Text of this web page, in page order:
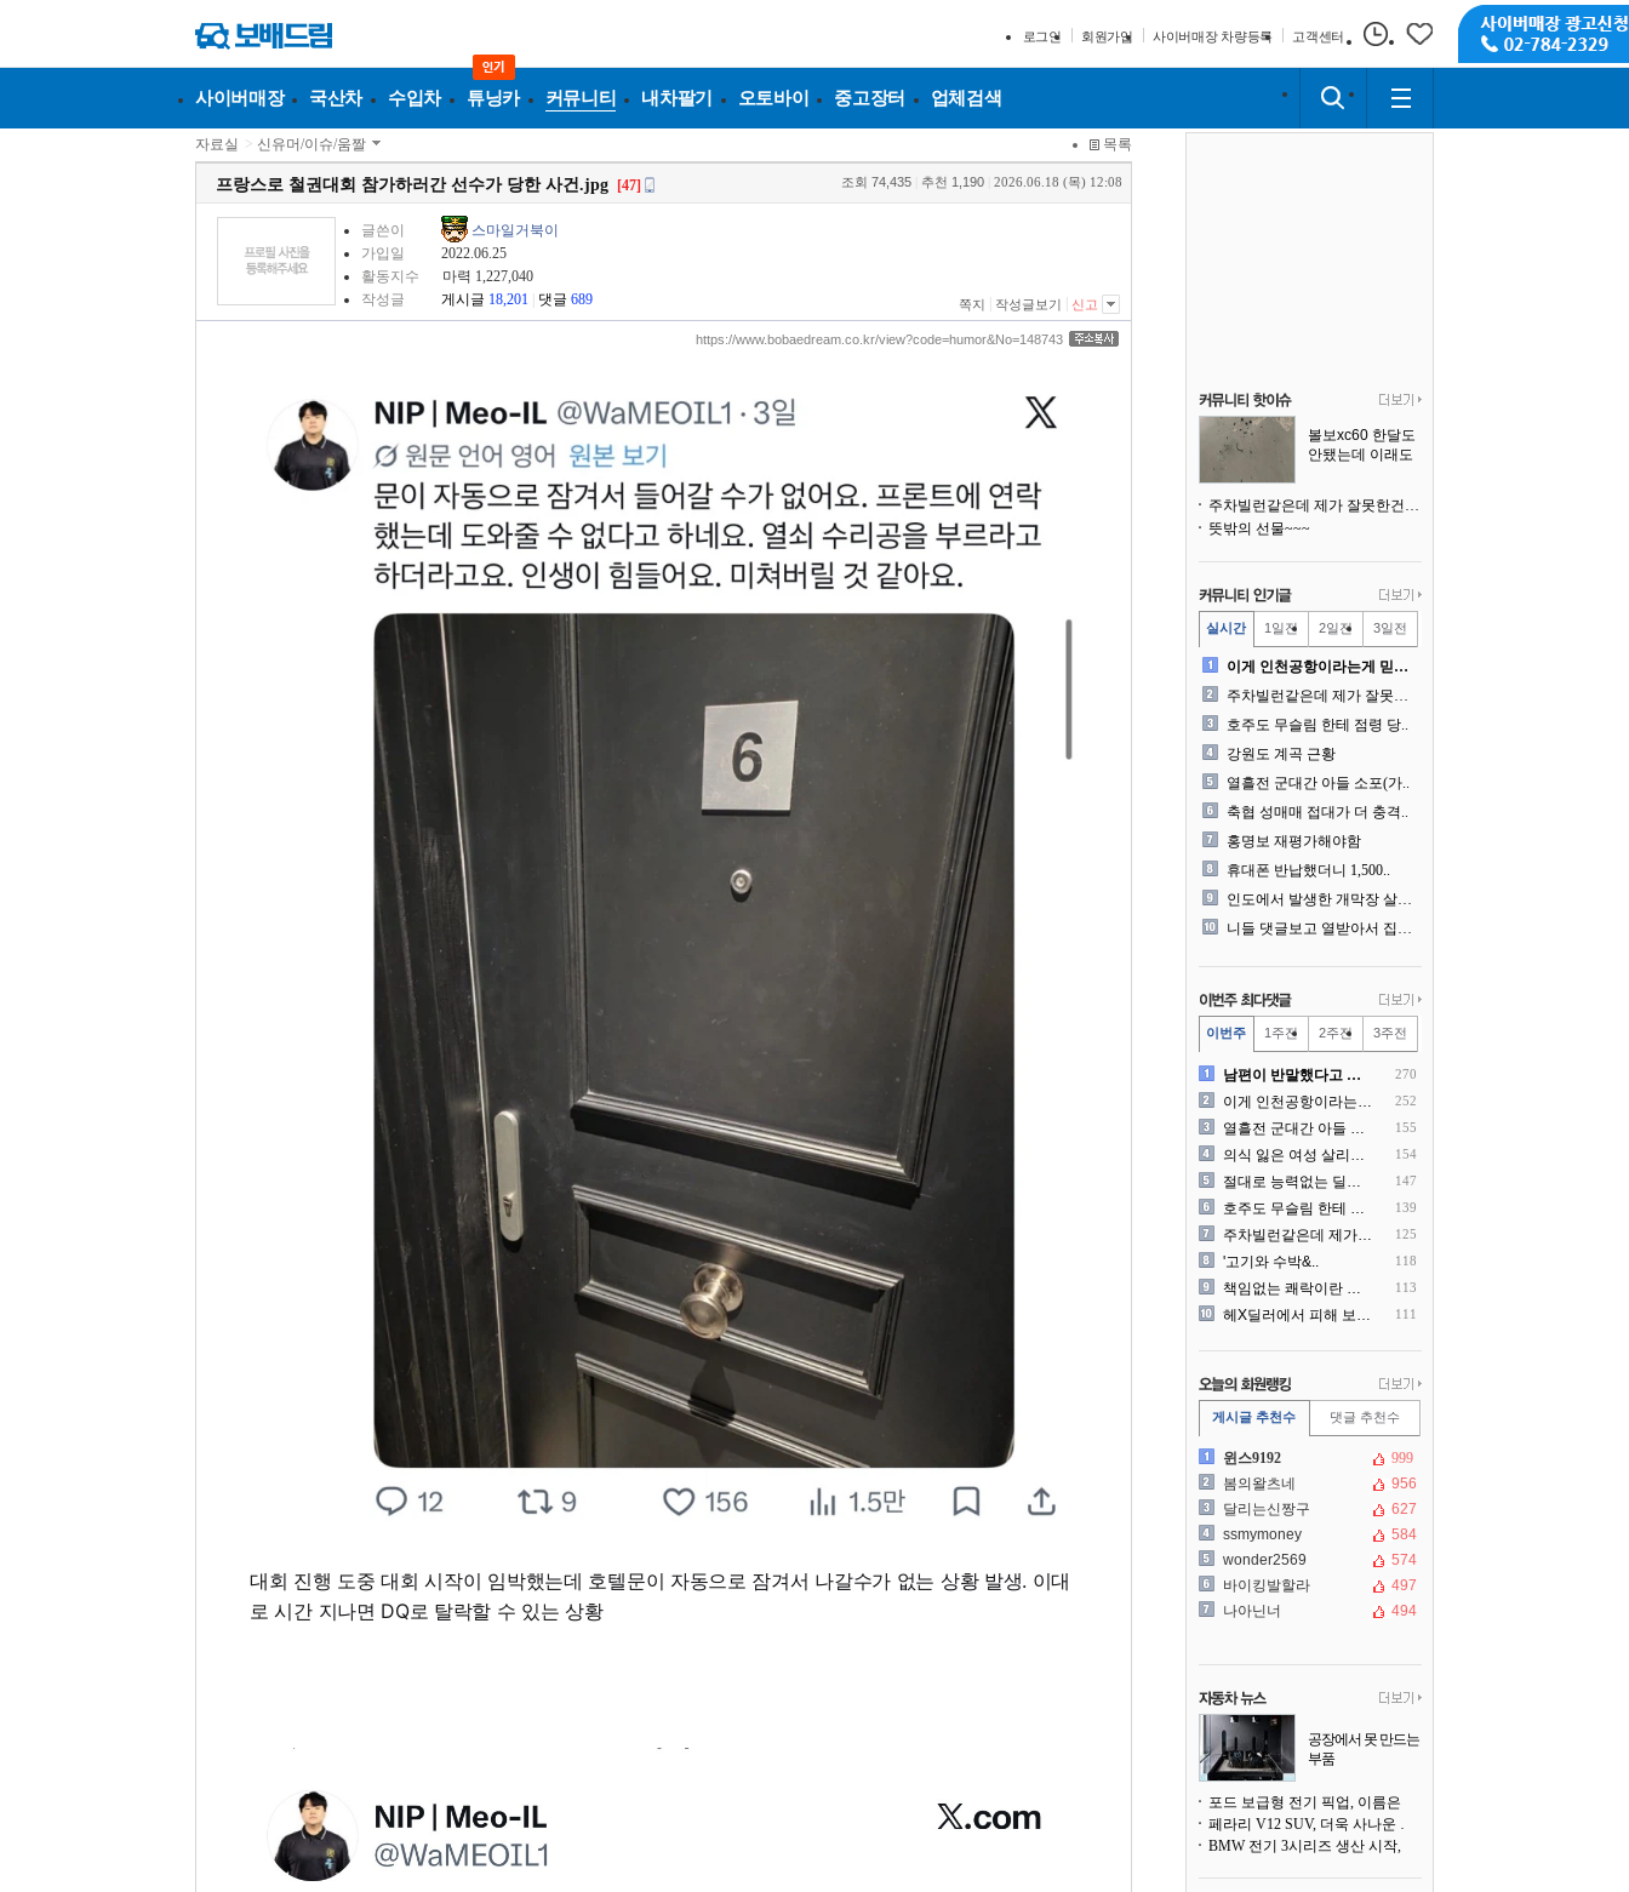
로그인 회원가입 사이버매장 차량등록 고객센터
사이버매장 국산차 수입차 튜닝카 커뮤니티 내차팔기 오토바이 중고장터 업체검색
자료실 > 신유머/이슈/움짤 목록
프랑스로 철권대회 참가하러간 선수가 당한 사건.jpg [47] 조회 74,435 추천 1,190 2026.06.18 (목) 12:08
글쓴이
스마일거북이
가입일
2022.06.25
활동지수
마력 1,227,040
작성글
게시글 18,201 댓글 689 쪽지 작성글보기 신고
https://www.bobaedream.co.kr/view?code=humor&No=148743
대회 진행 도중 대회 시작이 임박했는데 호텔문이 자동으로 잠겨서 나갈수가 없는 상황 발생. 이대
로 시간 지나면 DQ로 탈락할 수 있는 상황
볼보xc60 한달도
안됐는데 이래도
주차빌런같은데 제가 잘못한건가요
뜻밖의 선물~~~
실시간 1일전 2일전 3일전
이게 인천공항이라는게 믿겨지..
주차빌런같은데 제가 잘못한건..
호주도 무슬림 한테 점령 당..
강원도 계곡 근황
열흘전 군대간 아들 소포(가..
축협 성매매 접대가 더 충격..
홍명보 재평가해야함
휴대폰 반납했더니 1,500..
인도에서 발생한 개막장 살인..
니들 댓글보고 열받아서 집구..
이번주 1주전 2주전 3주전
남편이 반말했다고 똑같이 반.. 270
이게 인천공항이라는게 믿겨지.. 252
열흘전 군대간 아들 소포(가.. 155
의식 잃은 여성 살리려다 성.. 154
절대로 능력없는 딜러를 쓰지.. 147
호주도 무슬림 한테 점령 당.. 139
주차빌런같은데 제가 잘못한건.. 125
'고기와 수박&.. 118
책임없는 쾌락이란 말에 빡친.. 113
헤X딜러에서 피해 보신분 더.. 111
게시글 추천수 댓글 추천수
윈스9192
999
봄의왈츠네
956
달리는신짱구
627
ssmymoney
584
wonder2569
574
바이킹발할라
497
나아닌너
494
공장에서 못 만드는
부품
어낸다
페라리 V12 SUV, 더욱 사나운 얼굴로 돌아온다